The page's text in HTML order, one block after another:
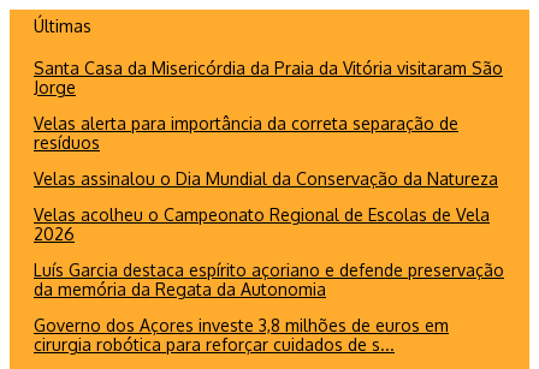
conteúdo
Últimas
Santa Casa da Misericórdia da Praia da Vitória visitaram São
Jorge
Velas alerta para importância da correta separação de
resíduos
Velas assinalou o Dia Mundial da Conservação da Natureza
Velas acolheu o Campeonato Regional de Escolas de Vela
2026
Luís Garcia destaca espírito açoriano e defende preservação
da memória da Regata da Autonomia
Governo dos Açores investe 3,8 milhões de euros em
cirurgia robótica para reforçar cuidados de s...